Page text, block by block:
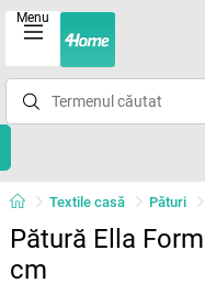
Menu
Textile casă Pături
Pătură Ella
cm